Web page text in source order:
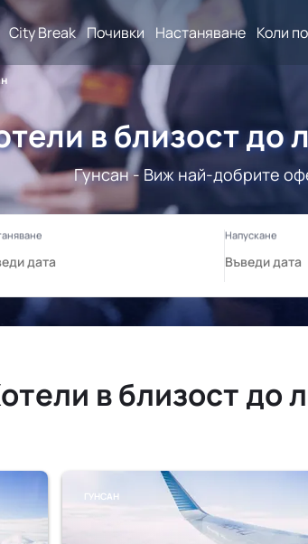
City Break Почивки Настаняване Коли
в близост до
Гунсан - Виж най-добрите
в близост до
ГУНСАН